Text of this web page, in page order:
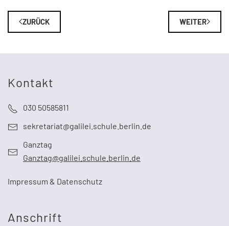
ZURÜCK WEITER
Kontakt
030 50585811
sekretariat@galilei.schule.berlin.de
Ganztag
Ganztag@galilei.schule.berlin.de
Impressum & Datenschutz
Anschrift